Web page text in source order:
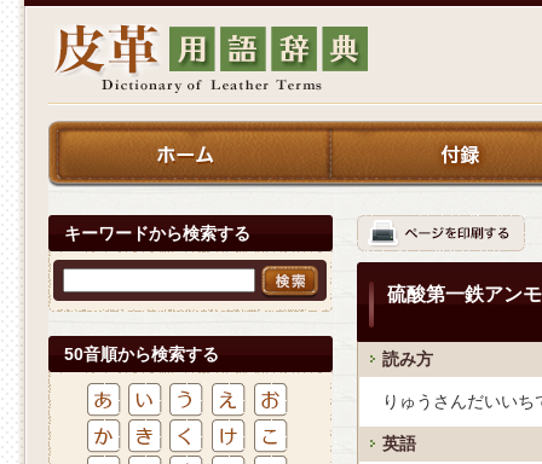
キーワードから検索する
50音順から検索する
硫酸第一鉄アン
読み方
りゅうさんだいい
英語